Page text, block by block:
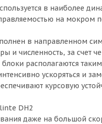
в наиболее
на мокром
в направленном
и численность, за счет
располагаются
ускоряться и
курсовую
DH2
даже на большой